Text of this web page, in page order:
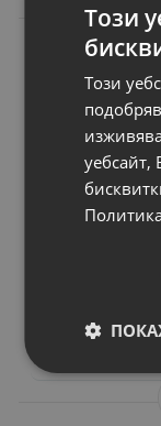
N
Този
Този
уебсайт,